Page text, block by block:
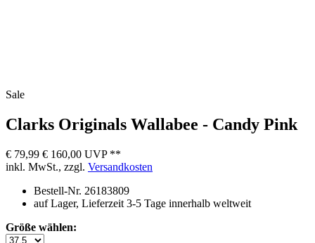
Sale
Clarks Originals Wallabee - Candy Pink
€ 79,99 € 160,00 UVP **
inkl. MwSt., zzgl. Versandkosten
Bestell-Nr. 26183809
auf Lager, Lieferzeit 3-5 Tage innerhalb weltweit
Größe wählen: